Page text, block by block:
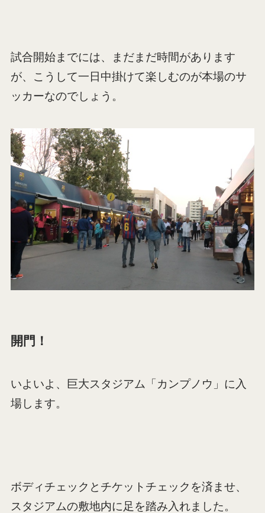
試合開始までには、まだまだ時間があります
が、こうして一日中掛けて楽しむのが本場のサ
ッカーなのでしょう。
開門！
いよいよ、巨大スタジアム「カンプノウ」に入
場します。
ボディチェックとチケットチェックを済ませ、
スタジアムの敷地内に足を踏み入れました。